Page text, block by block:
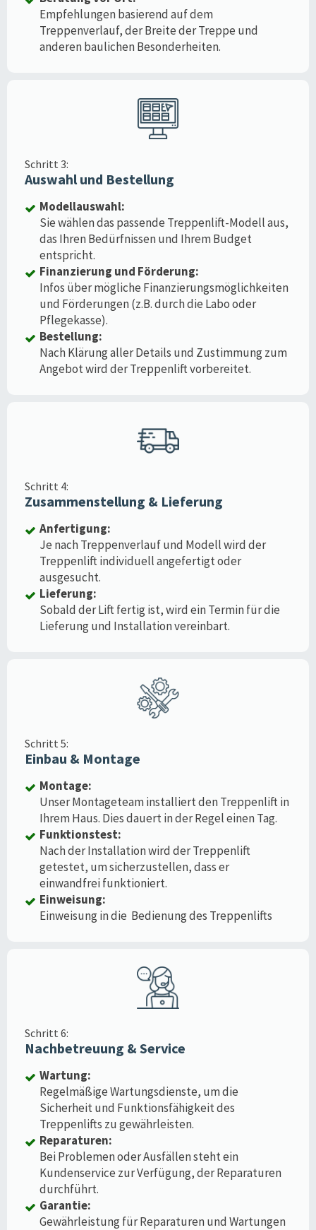
Empfehlungen basierend auf dem
Treppenverlauf, der Breite der Treppe und
anderen baulichen Besonderheiten.
Schritt 3:
Auswahl und Bestellung
Modellauswahl:
Sie wählen das passende Treppenlift-Modell aus,
das Ihren Bedürfnissen und Ihrem Budget
entspricht.
Finanzierung und Förderung:
Infos über mögliche Finanzierungsmöglichkeiten
und Förderungen (z.B. durch die Labo oder
Pflegekasse).
Bestellung:
Nach Klärung aller Details und Zustimmung zum
Angebot wird der Treppenlift vorbereitet.
Schritt 4:
Zusammenstellung & Lieferung
Anfertigung:
Je nach Treppenverlauf und Modell wird der
Treppenlift individuell angefertigt oder
ausgesucht.
Lieferung:
Sobald der Lift fertig ist, wird ein Termin für die
Lieferung und Installation vereinbart.
Schritt 5:
Einbau & Montage
Montage:
Unser Montageteam installiert den Treppenlift in
Ihrem Haus. Dies dauert in der Regel einen Tag.
Funktionstest:
Nach der Installation wird der Treppenlift
getestet, um sicherzustellen, dass er
einwandfrei funktioniert.
Einweisung:
Einweisung in die Bedienung des Treppenlifts
Schritt 6:
Nachbetreuung & Service
Wartung:
Regelmäßige Wartungsdienste, um die
Sicherheit und Funktionsfähigkeit des
Treppenlifts zu gewährleisten.
Reparaturen:
Bei Problemen oder Ausfällen steht ein
Kundenservice zur Verfügung, der Reparaturen
durchführt.
Garantie:
Gewährleistung für Reparaturen und Wartungen